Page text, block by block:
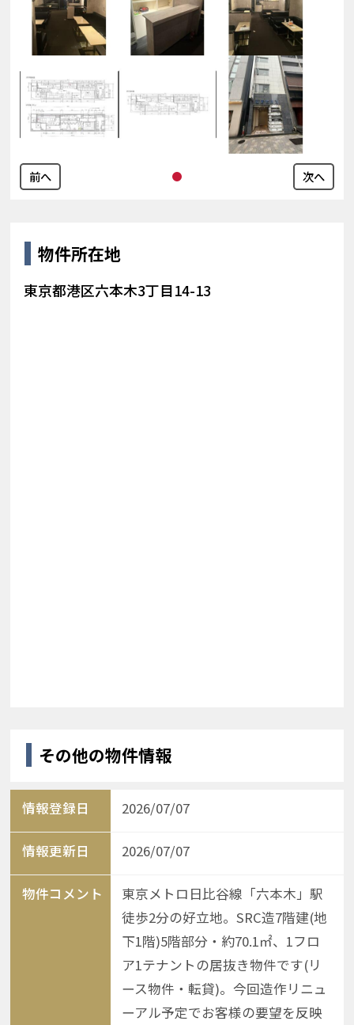
前へ 次へ
物件所在地
東京都港区六本木3丁目14-13
その他の物件情報
情報登録日 2026/07/07
情報更新日 2026/07/07
物件コメント
東京メトロ日比谷線「六本木」駅
徒歩2分の好立地。SRC造7階建(地
下1階)5階部分・約70.1㎡、1フロ
ア1テナントの居抜き物件です(リ
ース物件・転貸)。今回造作リニュ
ーアル予定でお客様の要望を反映